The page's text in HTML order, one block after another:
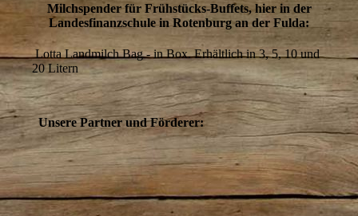
Milchspender für Frühstücks-Buffets, hier in der
Landesfinanzschule in Rotenburg an der Fulda:
Lotta Landmilch Bag - in Box. Erhältlich in 3, 5, 10 und
20 Litern
Unsere Partner und Förderer: